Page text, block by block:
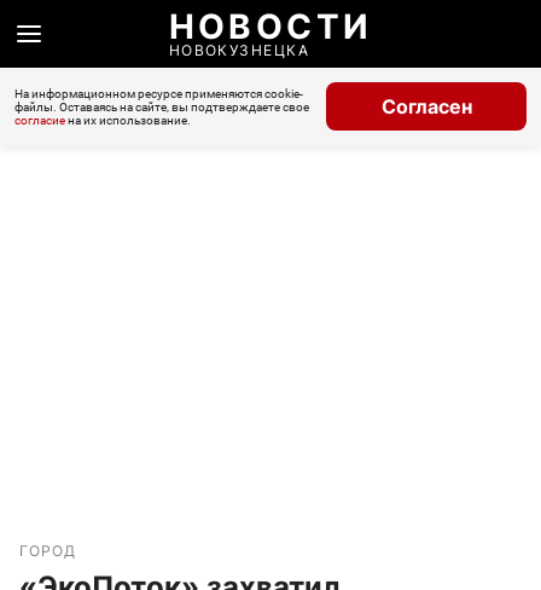
НОВОСТИ
НОВОКУЗНЕЦКА
На информационном ресурсе применяются cookie-
файлы. Оставаясь на сайте, вы подтверждаете свое
согласиена их использование.
Согласен
ГОРОД